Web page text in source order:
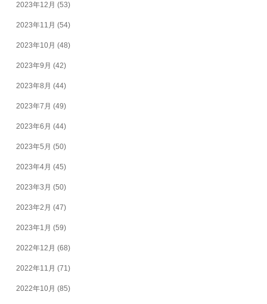
2023年12月 (53)
2023年11月 (54)
2023年10月 (48)
2023年9月 (42)
2023年8月 (44)
2023年7月 (49)
2023年6月 (44)
2023年5月 (50)
2023年4月 (45)
2023年3月 (50)
2023年2月 (47)
2023年1月 (59)
2022年12月 (68)
2022年11月 (71)
2022年10月 (85)